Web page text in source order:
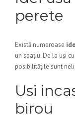
perete
Există numeroase
un spațiu. De la uși
posibilitățile sunt
Usi
birou